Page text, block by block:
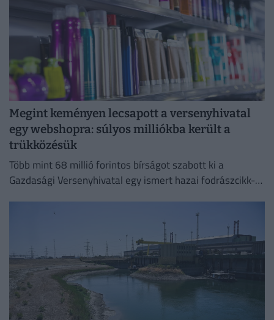
Megint keményen lecsapott a versenyhivatal
egy webshopra: súlyos milliókba került a
trükközésük
Több mint 68 millió forintos bírságot szabott ki a
Gazdasági Versenyhivatal egy ismert hazai fodrászcikk-